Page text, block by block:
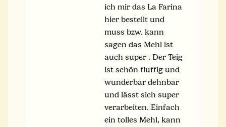
ich mir das La Farina
hier bestellt und
muss bzw. kann
sagen das Mehl ist
auch super . Der Teig
ist schön fluffig und
wunderbar dehnbar
und lässt sich super
verarbeiten. Einfach
ein tolles Mehl, kann